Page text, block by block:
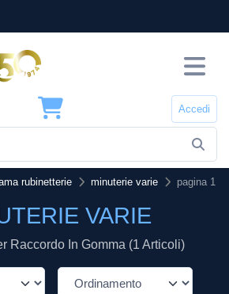
Accedi
rubinetterie minuterie varie pagina 1
VARIE
Raccordo In Gomma (1 Articoli)